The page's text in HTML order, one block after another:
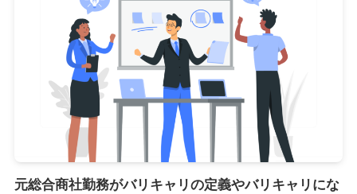
元総合商社勤務がバリキャリの定義やバリキャリにな